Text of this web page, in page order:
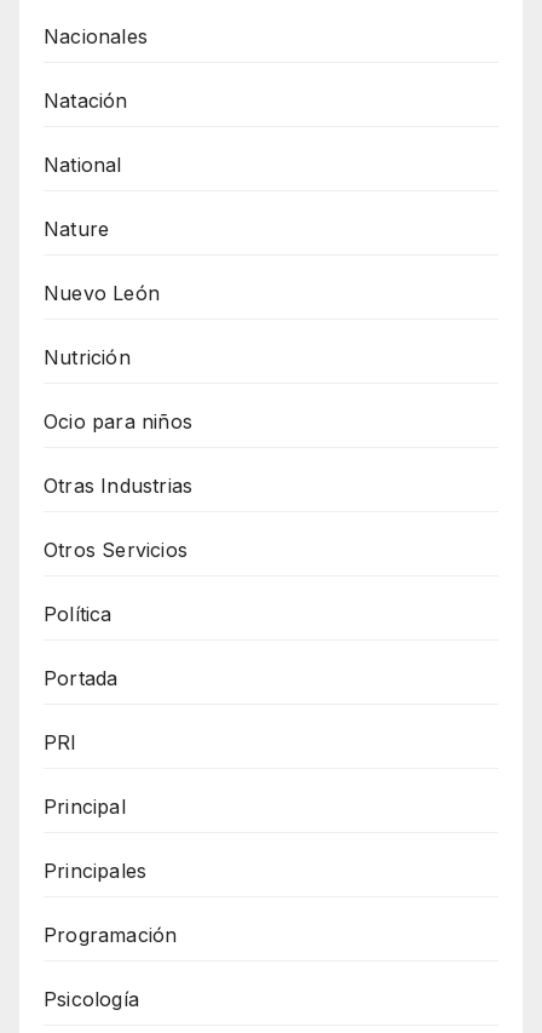
Nacionales
Natación
National
Nature
Nuevo León
Nutrición
Ocio para niños
Otras Industrias
Otros Servicios
Política
Portada
PRI
Principal
Principales
Programación
Psicología